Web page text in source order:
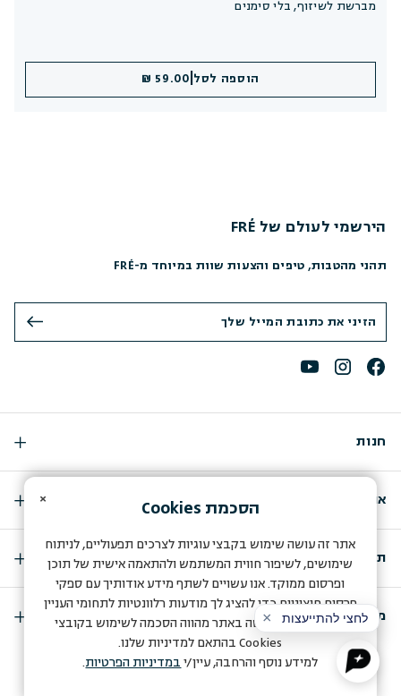
מברשת לשיזוף, בלי סימנים
הוספה לסל 59.00 ₪
הירשמי לעולם של FRÉ
תהני מהטבות, טיפים והצעות שוות במיוחד מ-FRÉ
חנות
אודות
תמיכה
מועדון החברות שלנו
× הסכמת Cookies
אתר זה עושה שימוש בקבצי עוגיות לצרכים תפעוליים, לניתוח
שימושים, לשיפור חווית המשתמש ולהתאמה אישית של תוכן
ופרסום ממוקד. אנו עשויים לשתף מידע אודותיך עם ספקי
פרסום חיצוניים כדי להציג לך מודעות רלוונטיות לתחומי העניין
שלך. המשך הגלישה באתר מהווה הסכמה לשימוש בקובצי
Cookiesבהתאם למדיניות שלנו.
למידע נוסף והרחבה, עיין/י במדיניות הפרטיות.